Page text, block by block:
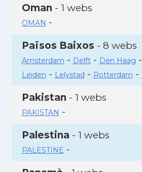
Oman - 1 webs
OMAN -
Països Baixos - 8 webs
Amsterdam - Delft- Den Haag -
Leiden - Lelystad - Rotterdam -
Pakistan - 1 webs
PAKISTAN -
Palestina - 1 webs
PALESTINE -